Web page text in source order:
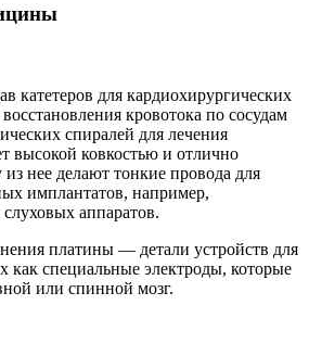
катетеров для кардиохирургических
кровотока по сосудам
спиралей для лечения
высокой ковкостью и отлично
нее делают тонкие провода для
имплантатов, например,
аппаратов.
платины — детали устройств для
как специальные электроды, которые
или спинной мозг.